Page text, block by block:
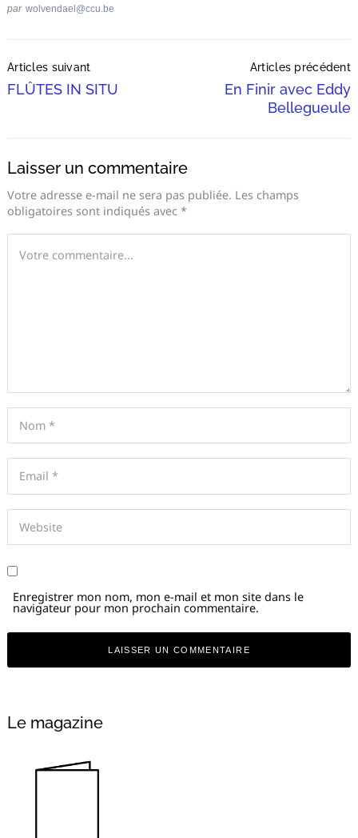
par wolvendael@ccu.be
Navigation
Articles suivant
FLÛTES IN SITU
Articles précédent
En Finir avec Eddy
Bellegueule
Laisser un commentaire
Votre adresse e-mail ne sera pas publiée. Les champs
obligatoires sont indiqués avec *
Enregistrer mon nom, mon e-mail et mon site dans le
navigateur pour mon prochain commentaire.
Le magazine
pour
: